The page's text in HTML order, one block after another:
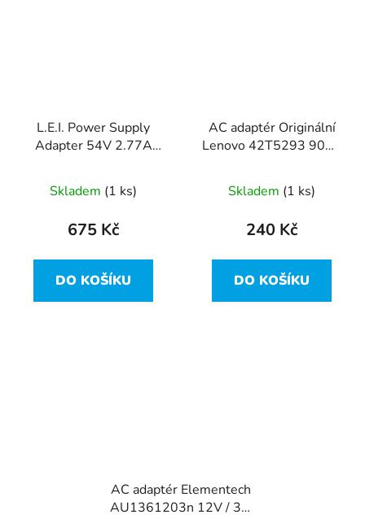
L.E.I. Power Supply
Adapter 54V 2.77A
6540277-L1
Skladem (1 ks)
675 Kč
DO KOŠÍKU
AC adaptér Originální
Lenovo 42T5293 90W,
konektor
Skladem (1 ks)
240 Kč
DO KOŠÍKU
AC adaptér Elementech
AU1361203n 12V / 3A